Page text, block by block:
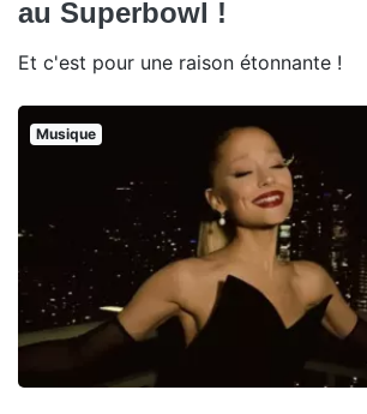
au Superbowl !
Et c'est pour une raison étonnante !
Musique